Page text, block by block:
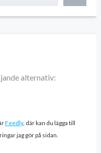
alternativ:
Feedly, där kan du lägga till
jag gör på sidan.